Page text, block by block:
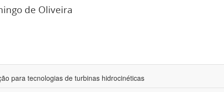
de Oliveira
para tecnologias de turbinas hidrocinéticas